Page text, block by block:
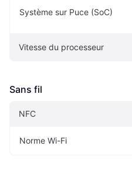
Système sur Puce (SoC)
Vitesse du processeur
Sans fil
NFC
Norme Wi-Fi